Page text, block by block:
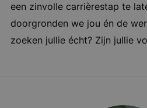
een zinvolle carrièrestap te
doorgronden we jou én de
zoeken jullie écht? Zijn jullie